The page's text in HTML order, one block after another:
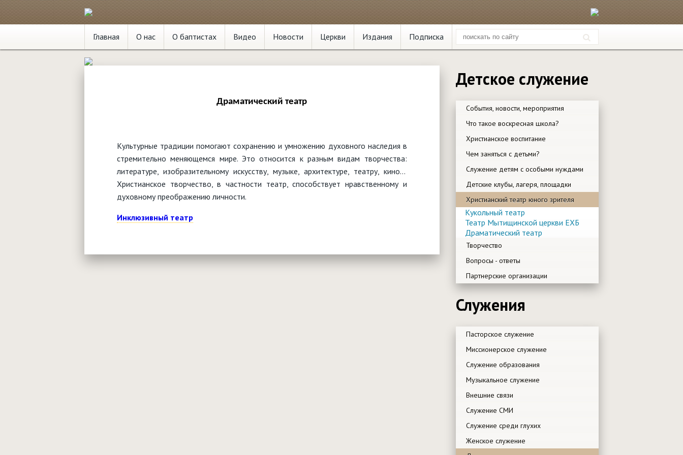
Главная О нас О баптистах Видео Новости Церкви Издания Подписка
Драматический театр
Культурные традиции помогают сохранению и умножению духовного наследия в
стремительно меняющемся мире. Это относится к разным видам творчества:
литературе, изобразительному искусству, музыке, архитектуре, театру, кино…
Христианское творчество, в частности театр, способствует нравственному и
духовному преображению личности.
Инклюзивный театр
Детское служение
События, новости, мероприятия
Что такое воскресная школа?
Христианское воспитание
Чем заняться с детьми?
Служение детям с особыми нуждами
Детские клубы, лагеря, площадки
Христианский театр юного зрителя
Кукольный театр
Театр Мытищинской церкви ЕХБ
Драматический театр
Творчество
Вопросы - ответы
Партнерские организации
Служения
Пасторское служение
Миссионерское служение
Служение образования
Музыкальное служение
Внешние связи
Служение СМИ
Служение среди глухих
Женское служение